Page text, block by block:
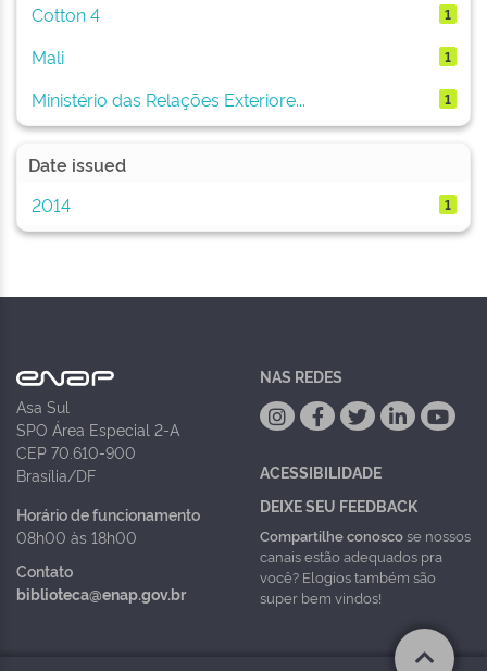
Cotton 4 1
Mali 1
Ministério das Relações Exteriore... 1
Date issued
2014
1
Asa Sul
SPO Área Especial 2-A
CEP 70.610-900
Brasília/DF
Horário de funcionamento
08h00 às 18h00
Contato
biblioteca@enap.gov.br
NAS REDES
ACESSIBILIDADE
DEIXE SEU FEEDBACK
Compartilhe conoscose nossos
canais estão adequados pra
você? Elogios também são
super bem vindos!